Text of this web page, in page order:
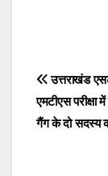
Post
उत्तराखंड
एमटीएस
गैंग के दो सदस्य